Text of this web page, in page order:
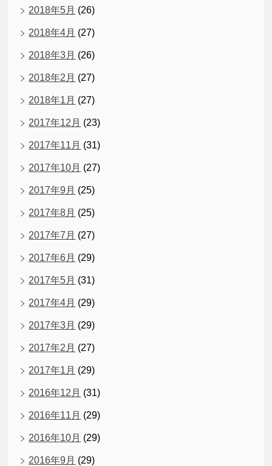
2018年5月 (26)
2018年4月 (27)
2018年3月 (26)
2018年2月 (27)
2018年1月 (27)
2017年12月 (23)
2017年11月 (31)
2017年10月 (27)
2017年9月 (25)
2017年8月 (25)
2017年7月 (27)
2017年6月 (29)
2017年5月 (31)
2017年4月 (29)
2017年3月 (29)
2017年2月 (27)
2017年1月 (29)
2016年12月 (31)
2016年11月 (29)
2016年10月 (29)
2016年9月 (29)